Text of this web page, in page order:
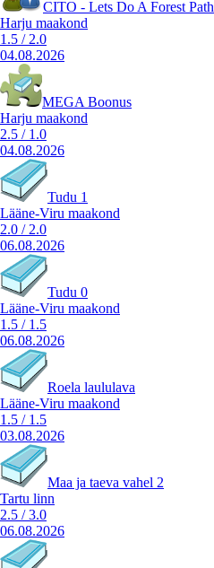
CITO - Lets Do A Forest Path
Harju maakond
1.5 / 2.0
04.08.2026
MEGA Boonus
Harju maakond
2.5 / 1.0
04.08.2026
Tudu 1
Lääne-Viru maakond
2.0 / 2.0
06.08.2026
Tudu 0
Lääne-Viru maakond
1.5 / 1.5
06.08.2026
Roela laululava
Lääne-Viru maakond
1.5 / 1.5
03.08.2026
Maa ja taeva vahel 2
Tartu linn
2.5 /3.0
06.08.2026